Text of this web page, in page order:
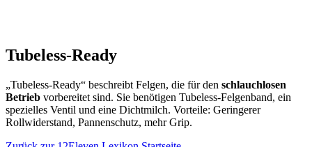
Tubeless-Ready
„Tubeless-Ready“ beschreibt Felgen, die für den schlauchlosen
Betrieb vorbereitet sind. Sie benötigen Tubeless-Felgenband, ein
spezielles Ventil und eine Dichtmilch. Vorteile: Geringerer
Rollwiderstand, Pannenschutz, mehr Grip.